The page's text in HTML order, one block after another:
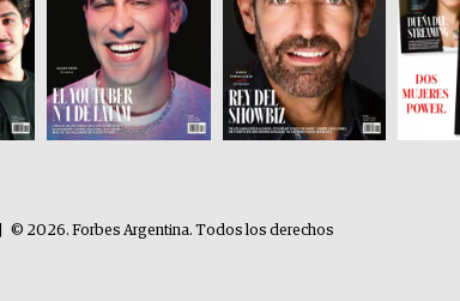
© 2026. Forbes Argentina. Todos los derechos